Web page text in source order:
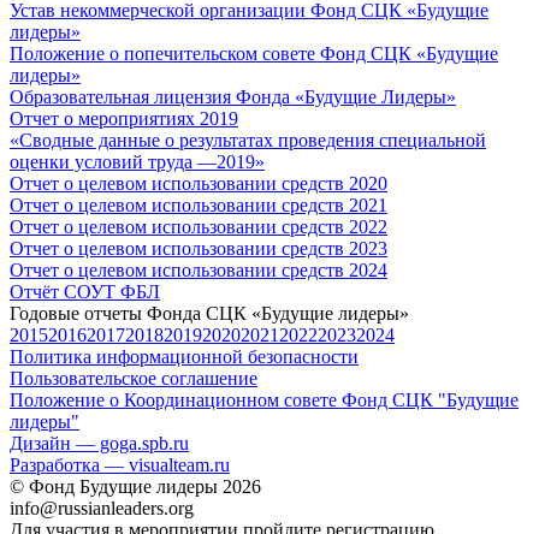
Устав некоммерческой организации Фонд СЦК «Будущие
лидеры»
Положение о попечительском совете Фонд СЦК «Будущие
лидеры»
Образовательная лицензия Фонда «Будущие Лидеры»
Отчет о мероприятиях 2019
«Cводные данные о результатах проведения специальной
оценки условий труда —2019»
Отчет о целевом использовании средств 2020
Отчет о целевом использовании средств 2021
Отчет о целевом использовании средств 2022
Отчет о целевом использовании средств 2023
Отчет о целевом использовании средств 2024
Отчёт СОУТ ФБЛ
Годовые отчеты Фонда СЦК «Будущие лидеры»
2015201620172018201920202021 202220232024
Политика информационной безопасности
Пользовательское соглашение
Положение о Координационном совете Фонд СЦК "Будущие
лидеры"
Дизайн — goga.spb.ru
Разработка — visualteam.ru
© Фонд Будущие лидеры 2026
info@russianleaders.org
Для участия в мероприятии пройдите регистрацию